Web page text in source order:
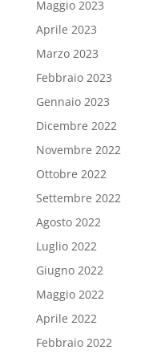
Maggio 2023
Aprile 2023
Marzo 2023
Febbraio 2023
Gennaio 2023
Dicembre 2022
Novembre 2022
Ottobre 2022
Settembre 2022
Agosto 2022
Luglio 2022
Giugno 2022
Maggio 2022
Aprile 2022
Febbraio 2022